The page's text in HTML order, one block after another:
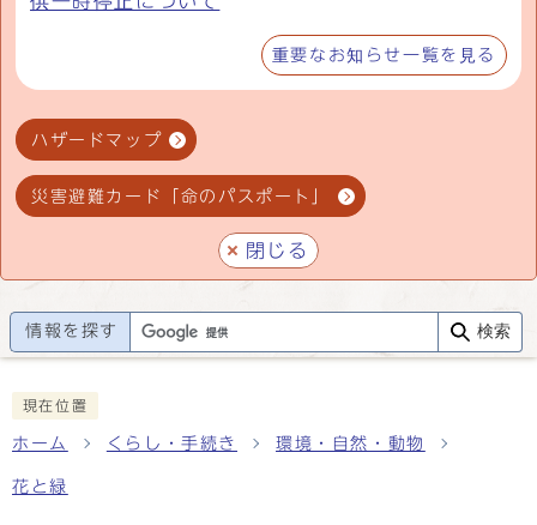
重要なお知らせ一覧を見る
ハザードマップ
災害避難カード「命のパスポート」
閉じる
情報を探す 検索
現在位置
ホーム くらし・手続き 環境・自然・動物
花と緑